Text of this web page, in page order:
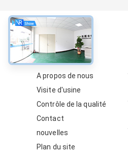
À propos
A propos de nous
Visite d'usine
Contrôle de la qualité
Contact
nouvelles
Plan du site